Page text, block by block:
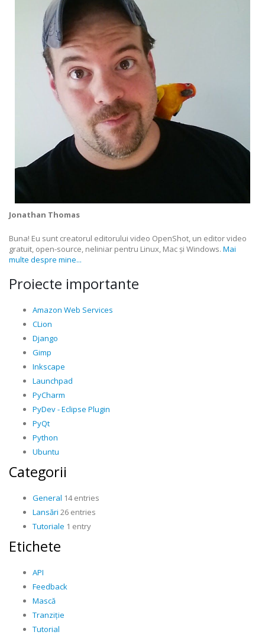
Jonathan Thomas
Buna! Eu sunt creatorul editorului video OpenShot, un editor video
gratuit, open-source, neliniar pentru Linux, Mac și Windows. Mai
multe despre mine...
Proiecte importante
Amazon Web Services
CLion
Django
Gimp
Inkscape
Launchpad
PyCharm
PyDev - Eclipse Plugin
PyQt
Python
Ubuntu
Categorii
General 14 entries
Lansări 26 entries
Tutoriale 1 entry
Etichete
API
Feedback
Mască
Tranziție
Tutorial